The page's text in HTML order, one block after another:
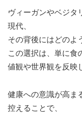
ヴィーガンやベジタ
現代、
その背後にはどのよ
この選択は、単に食
値観や世界観を反映
健康への意識が高ま
控えることで、